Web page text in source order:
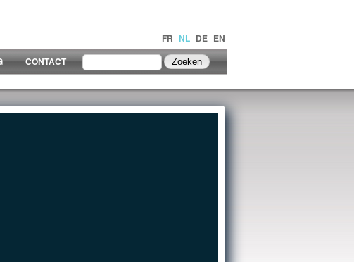
FR NL DE EN
CONTACT